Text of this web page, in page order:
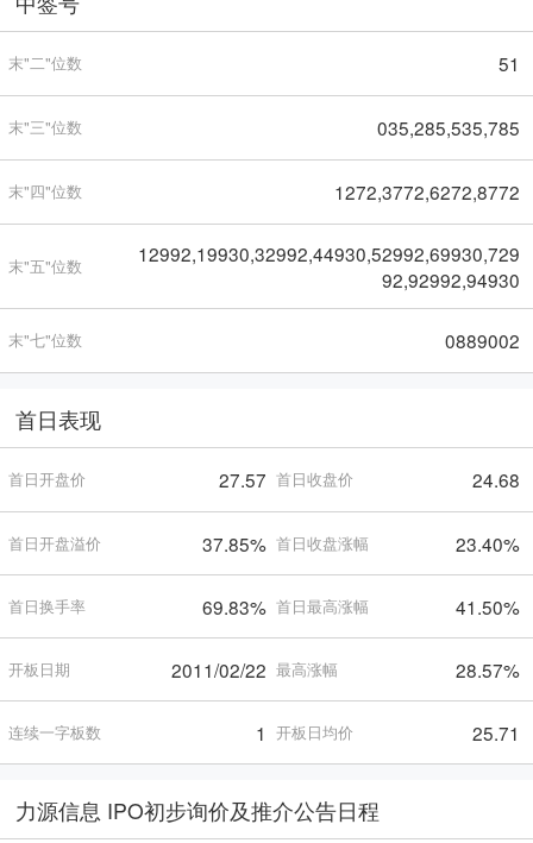
末"二"位数 51
末"三"位数 035,285,535,785
末"四"位数 1272,3772,6272,8772
末"五"位数
12992,19930,32992,44930,52992,69930,729
92,92992,94930
末"七"位数 0889002
首日表现
首日开盘价 27.57 首日收盘价 24.68
首日开盘溢价 37.85% 首日收盘涨幅 23.40%
首日换手率 69.83% 首日最高涨幅 41.50%
开板日期 2011/02/22 最高涨幅 28.57%
连续一字板数 1 开板日均价 25.71
力源信息 IPO初步询价及推介公告日程